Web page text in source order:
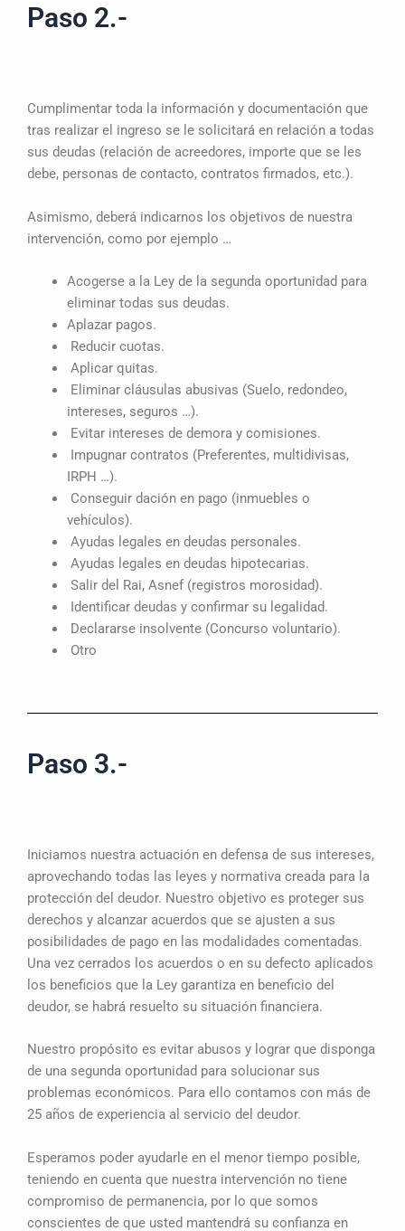
Paso 2.-
Cumplimentar toda la información y documentación que
tras realizar el ingreso se le solicitará en relación a todas
sus deudas (relación de acreedores, importe que se les
debe, personas de contacto, contratos firmados, etc.).
Asimismo, deberá indicarnos los objetivos de nuestra
intervención, como por ejemplo …
Acogerse a la Ley de la segunda oportunidad para
eliminar todas sus deudas.
Aplazar pagos.
Reducir cuotas.
Aplicar quitas.
Eliminar cláusulas abusivas (Suelo, redondeo,
intereses, seguros …).
Evitar intereses de demora y comisiones.
Impugnar contratos (Preferentes, multidivisas,
IRPH …).
Conseguir dación en pago (inmuebles o
vehículos).
Ayudas legales en deudas personales.
Ayudas legales en deudas hipotecarias.
Salir del Rai, Asnef (registros morosidad).
Identificar deudas y confirmar su legalidad.
Declararse insolvente (Concurso voluntario).
Otro
Paso 3.-
Iniciamos nuestra actuación en defensa de sus intereses,
aprovechando todas las leyes y normativa creada para la
protección del deudor. Nuestro objetivo es proteger sus
derechos y alcanzar acuerdos que se ajusten a sus
posibilidades de pago en las modalidades comentadas.
Una vez cerrados los acuerdos o en su defecto aplicados
los beneficios que la Ley garantiza en beneficio del
deudor, se habrá resuelto su situación financiera.
Nuestro propósito es evitar abusos y lograr que disponga
de una segunda oportunidad para solucionar sus
problemas económicos. Para ello contamos con más de
25 años de experiencia al servicio del deudor.
Esperamos poder ayudarle en el menor tiempo posible,
teniendo en cuenta que nuestra intervención no tiene
compromiso de permanencia, por lo que somos
conscientes de que usted mantendrá su confianza en